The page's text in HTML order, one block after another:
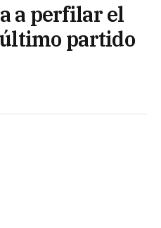
a perfilar el
partido